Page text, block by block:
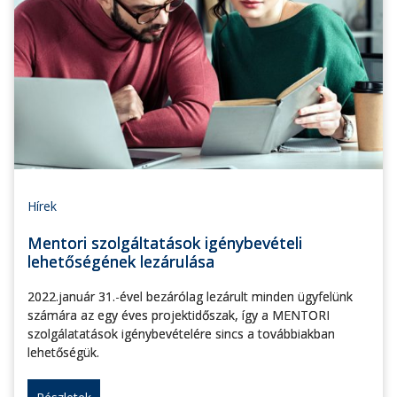
Hírek
Mentori szolgáltatások igénybevételi
lehetőségének lezárulása
2022.január 31.-ével bezárólag lezárult minden ügyfelünk
számára az egy éves projektidőszak, így a MENTORI
szolgálatatások igénybevételére sincs a továbbiakban
lehetőségük.